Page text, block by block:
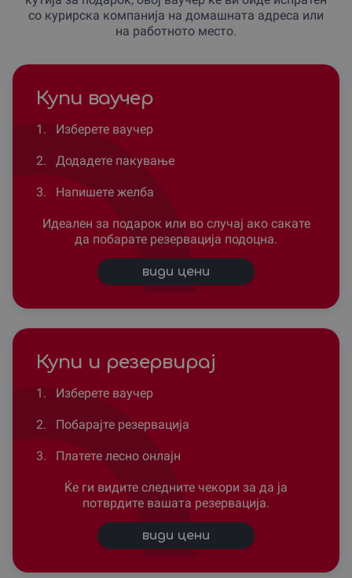
со курирска компанија на домашната адреса или
на работното место.
Купи ваучер
1. Изберете ваучер
2. Додадете пакување
3. Напишете желба
Идеален за подарок или во случај ако сакате
да побарате резервација подоцна.
види цени
Купи и резервирај
1. Изберете ваучер
2. Побарајте резервација
3. Платете лесно онлајн
Ќе ги видите следните чекори за да ја
потврдите вашата резервација.
види цени